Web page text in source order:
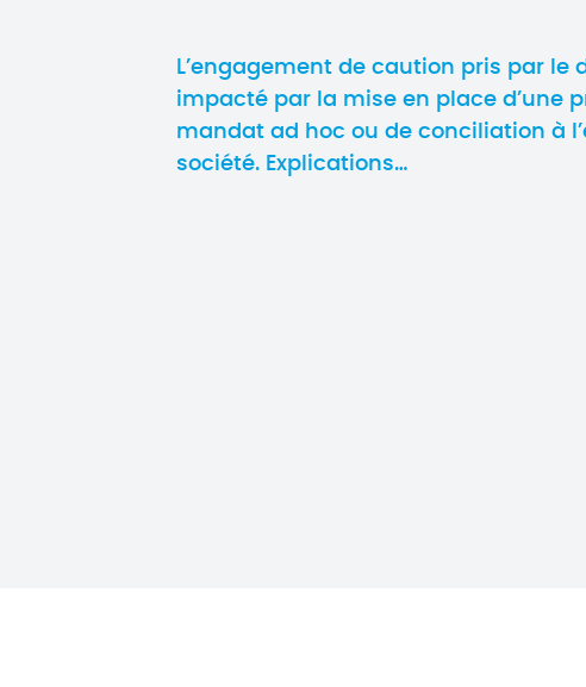
L’engagement de caution pris par le
impacté par la mise en place d’une
mandat ad hoc ou de conciliation à
société. Explications…